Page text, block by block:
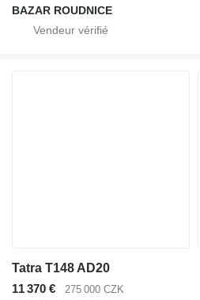
BAZAR ROUDNICE
Tatra T148 AD20
11 370 €
275 000 CZK